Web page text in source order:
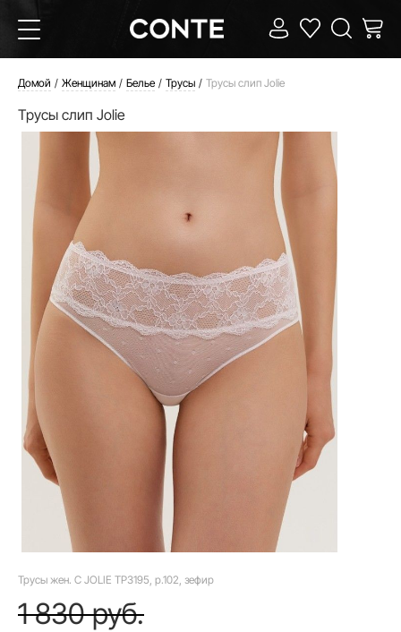
Домой Женщинам Белье Трусы Трусы слип Jolie
Трусы слип Jolie
Трусы жен. C JOLIE TP3195, р.102, зефир
1 830 руб.